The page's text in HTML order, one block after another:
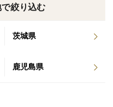
の「ローストポテト」
で絞り込む
茨城県
鹿児島県